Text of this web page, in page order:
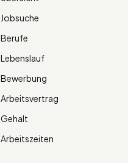
Jobsuche
Berufe
Lebenslauf
Bewerbung
Arbeitsvertrag
Gehalt
Arbeitszeiten